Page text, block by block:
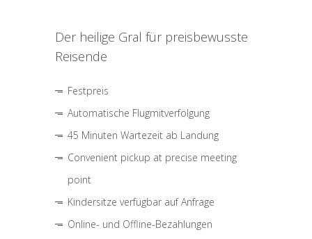
Der heilige Gral für preisbewusste
Reisende
Festpreis
Automatische Flugmitverfolgung
45 Minuten Wartezeit ab Landung
Convenient pickup at precise meeting
point
Kindersitze verfügbar auf Anfrage
Online- und Offline-Bezahlungen